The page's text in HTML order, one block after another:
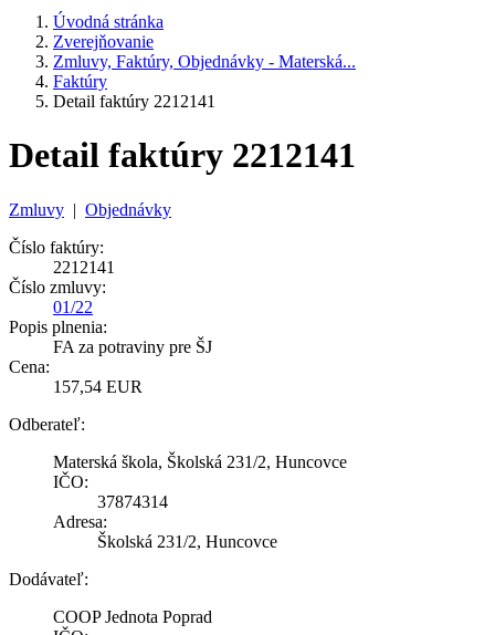
Úvodná stránka
Zverejňovanie
Zmluvy, Faktúry, Objednávky - Materská...
Faktúry
Detail faktúry 2212141
Detail faktúry 2212141
Zmluvy | Objednávky
Číslo faktúry:
2212141
Číslo zmluvy:
01/22
Popis plnenia:
FA za potraviny pre ŠJ
Cena:
157,54 EUR
Odberateľ:
Materská škola, Školská 231/2, Huncovce
IČO:
37874314
Adresa:
Školská 231/2, Huncovce
Dodávateľ:
COOP Jednota Poprad